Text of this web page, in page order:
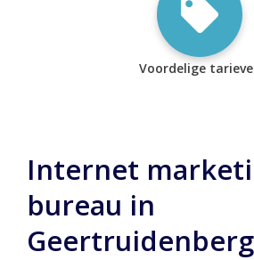
Voordelige
Internet
bureau in
Geertruidenberg